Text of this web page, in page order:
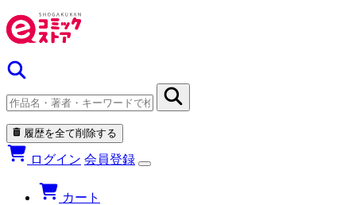
履歴を全て削除する
ログイン 会員登録
カート